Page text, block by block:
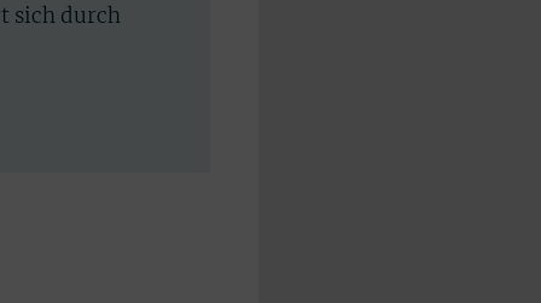
sich durch